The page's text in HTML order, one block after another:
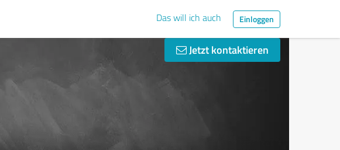
Das will ich auch Einloggen
Jetzt kontaktieren